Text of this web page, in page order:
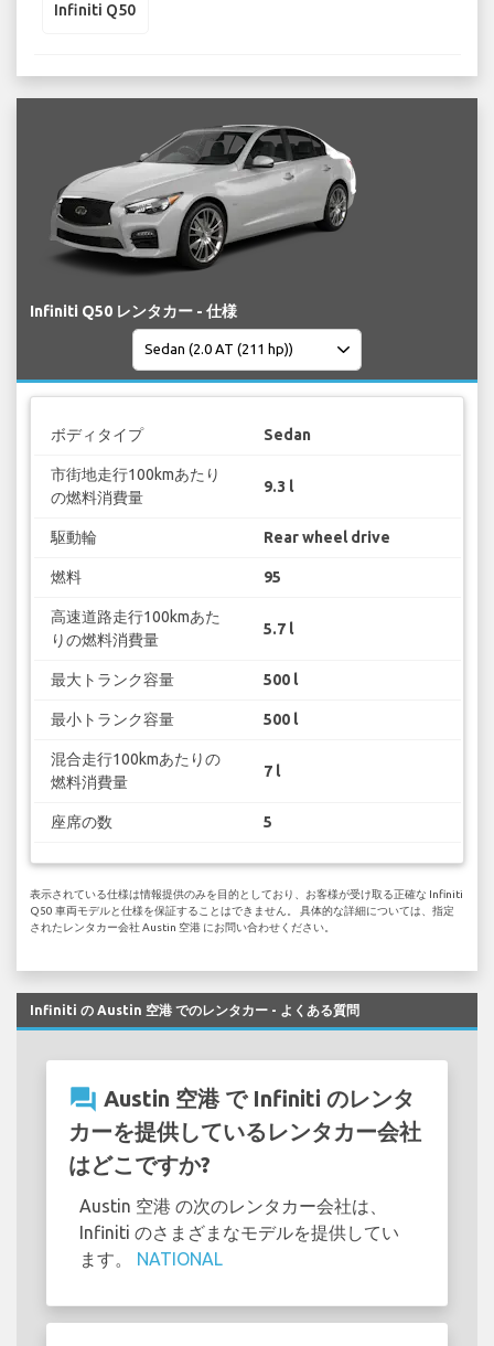
Infiniti Q50
Infiniti Q50 レンタカー - 仕様
ボディタイプ Sedan
市街地走行100kmあたり
の燃料消費量
9.3 l
駆動輪 Rear wheel drive
燃料 95
高速道路走行100kmあた
りの燃料消費量
5.7 l
最大トランク容量 500 l
最小トランク容量 500 l
混合走行100kmあたりの
燃料消費量
7 l
座席の数 5
表示されている仕様は情報提供のみを目的としており、お客様が受け取る正確な Infiniti
Q50 車両モデルと仕様を保証することはできません。 具体的な詳細については、指定
されたレンタカー会社 Austin 空港 にお問い合わせください。
Infiniti の Austin 空港 でのレンタカー - よくある質問
question_answer Austin 空港 で Infiniti のレンタ
カーを提供しているレンタカー会社
はどこですか?
Austin 空港 の次のレンタカー会社は、
Infiniti のさまざまなモデルを提供してい
ます。 NATIONAL